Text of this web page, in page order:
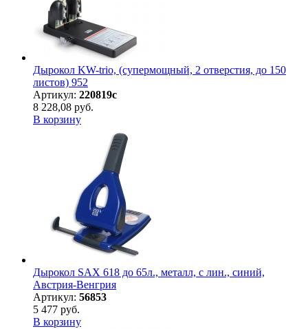
Дырокол KW-trio, (супермощный, 2 отверстия, до 150
листов) 952
Артикул: 220819с
8 228,08 руб.
В корзину
Дырокол SAX 618 до 65л., металл, с лин., синий,
Австрия-Венгрия
Артикул: 56853
5 477 руб.
В корзину